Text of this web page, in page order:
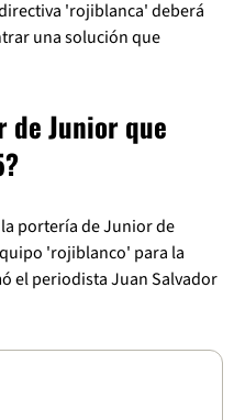
'rojiblanca' deberá
una solución que
de Junior que
portería de Junior de
'rojiblanco' para la
el periodista Juan Salvador